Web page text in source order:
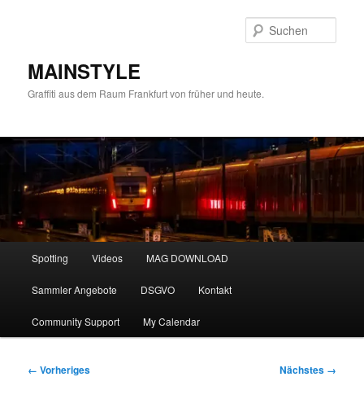
MAINSTYLE
Graffiti aus dem Raum Frankfurt von früher und heute.
Spotting Videos MAG DOWNLOAD
Sammler Angebote DSGVO Kontakt
Community Support My Calendar
Bilder-
← Vorheriges Nächstes →